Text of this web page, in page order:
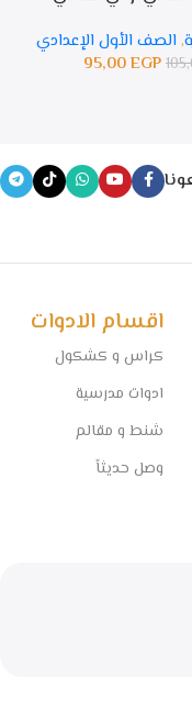
, الصف الأول الإعدادي
95,00EGP
اقسام الادوات
كراس و كشكول
ادوات مدرسية
شنط و مقالم
وصل حديثاً